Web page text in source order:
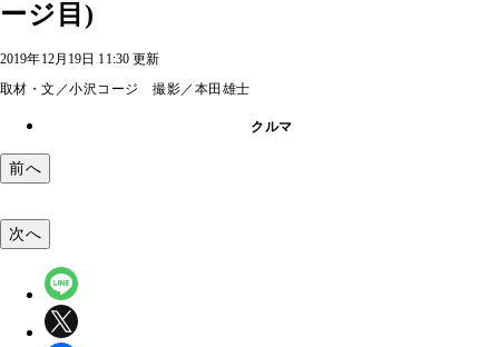
ージ目)
2019年12月19日 11:30 更新
取材・文／小沢コージ 撮影／本田雄士
クルマ
前へ
次へ